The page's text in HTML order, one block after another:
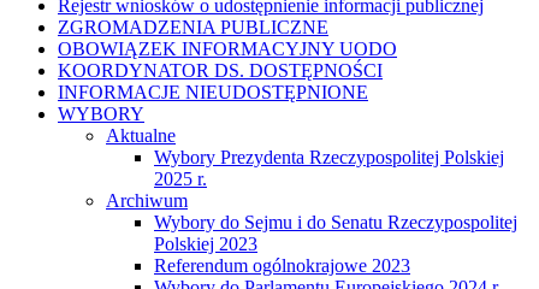
Rejestr wniosków o udostępnienie informacji publicznej
ZGROMADZENIA PUBLICZNE
OBOWIĄZEK INFORMACYJNY UODO
KOORDYNATOR DS. DOSTĘPNOŚCI
INFORMACJE NIEUDOSTĘPNIONE
WYBORY
Aktualne
Wybory Prezydenta Rzeczypospolitej Polskiej
2025 r.
Archiwum
Wybory do Sejmu i do Senatu Rzeczypospolitej
Polskiej 2023
Referendum ogólnokrajowe 2023